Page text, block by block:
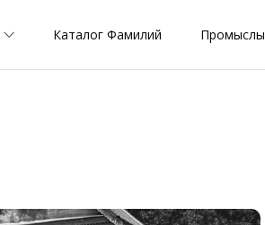
Каталог Фамилий Промыслы